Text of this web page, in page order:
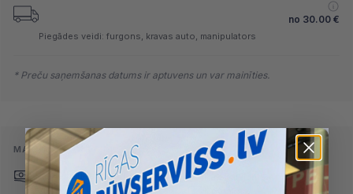
no 30.00 €
Piegādes veidi: furgons, kravas auto, manipulators
* Preču saņemšanas datums ir aptuvens un var mainīties.
MAKSĀŠANAS VEIDI:
Skaidrā naudā (arī preci
saņemot)
Pārskaitījums